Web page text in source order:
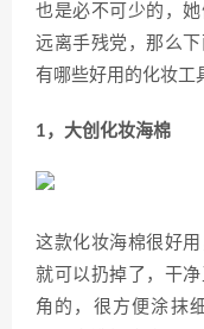
也是必不可少的，
远离手残党，那么
有哪些好用的化妆工
1，大创化妆海棉
这款化妆海棉很好
就可以扔掉了，干
角的，很方便涂抹